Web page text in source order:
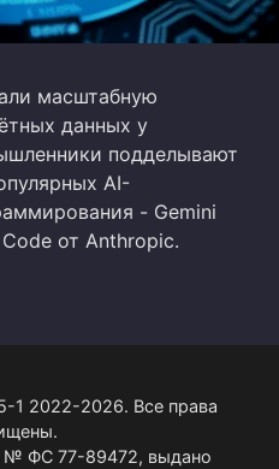
масштабную
данных у
подделывают
AI-
- Gemini
от Anthropic.
1 2022-2026. Все права
№ ФС 77-89472, выдано